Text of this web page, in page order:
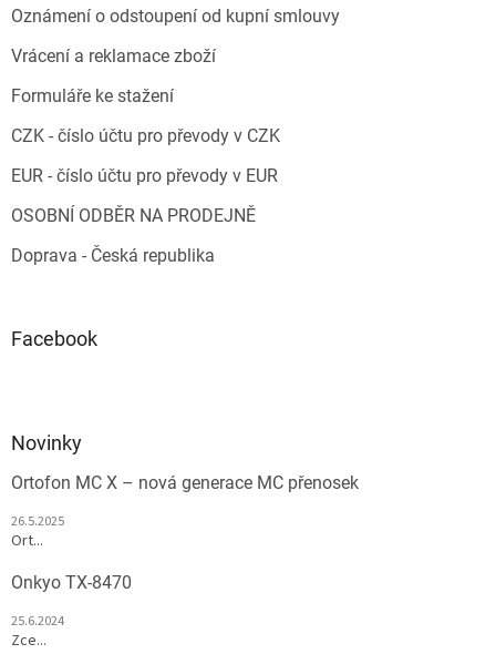
Oznámení o odstoupení od kupní smlouvy
Vrácení a reklamace zboží
Formuláře ke stažení
CZK - číslo účtu pro převody v CZK
EUR - číslo účtu pro převody v EUR
OSOBNÍ ODBĚR NA PRODEJNĚ
Doprava - Česká republika
Facebook
Novinky
Ortofon MC X – nová generace MC přenosek
26.5.2025
Ort...
Onkyo TX-8470
25.6.2024
Zce...